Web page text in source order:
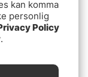
kan komma
personlig
Policy
.